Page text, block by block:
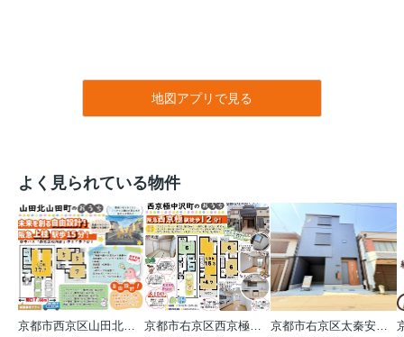
地図アプリで見る
よく見られている物件